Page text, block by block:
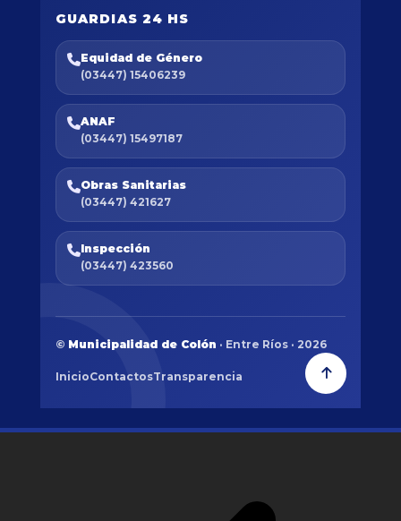
GUARDIAS 24 HS
Equidad de Género
(03447) 15406239
ANAF
(03447) 15497187
Obras Sanitarias
(03447) 421627
Inspección
(03447) 423560
© Municipalidad de Colón · Entre Ríos · 2026
InicioContactosTransparencia